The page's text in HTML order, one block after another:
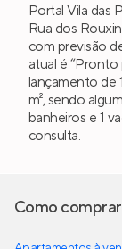
Portal Vila das
Rua dos
com previsão
atual é “Pronto
lançamento de
m², sendo
banheiros e 1
consulta.
Como